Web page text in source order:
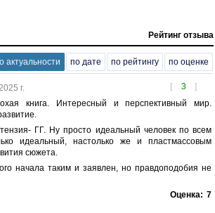
Рейтинг отзыва
актуальности по дате по рейтингу по оценке
[ 3 ]
г.
книга. Интересный и перспективный мир.
ГГ. Ну просто идеальный человек по всем
идеальный, настолько же и пластмассовым
сюжета.
начала таким и заявлен, но правдоподобия не
Оценка: 7